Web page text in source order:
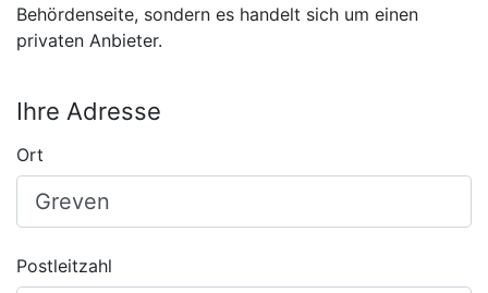
Behördenseite, sondern es handelt sich um einen
privaten Anbieter.
Ihre Adresse
Ort
Postleitzahl